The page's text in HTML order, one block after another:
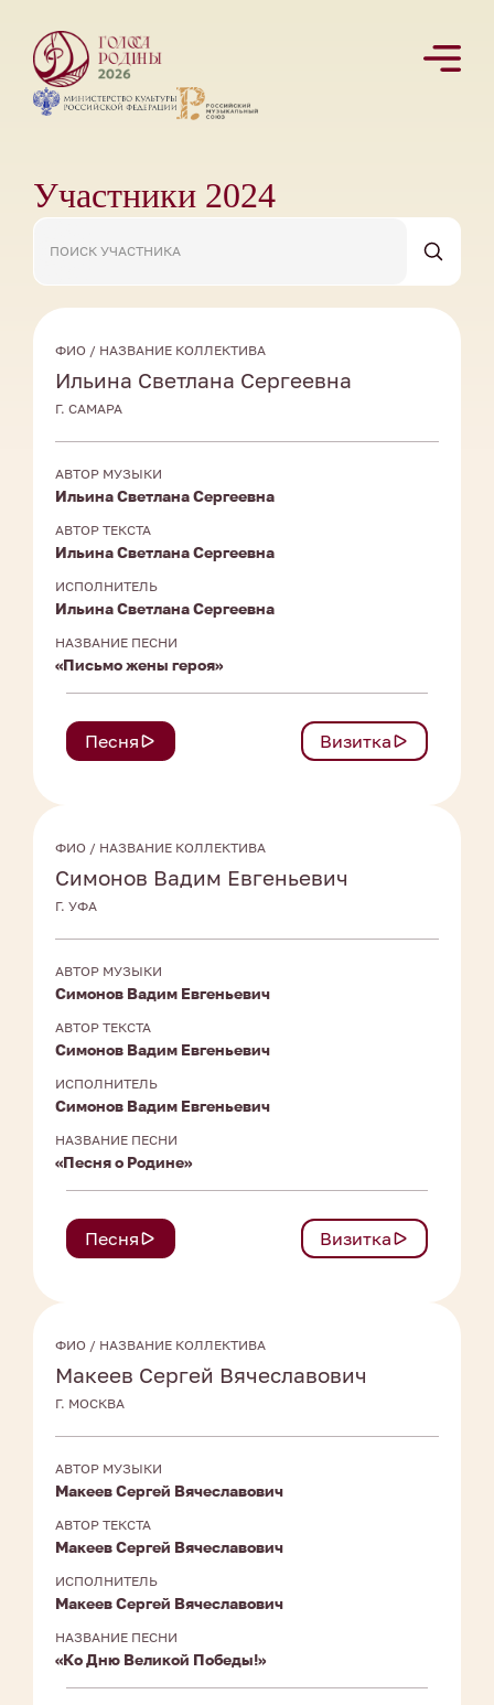
Участники 2024
ФИО / НАЗВАНИЕ КОЛЛЕКТИВА
Ильина Светлана Сергеевна
Г. САМАРА
АВТОР МУЗЫКИ
Ильина Светлана Сергеевна
АВТОР ТЕКСТА
Ильина Светлана Сергеевна
ИСПОЛНИТЕЛЬ
Ильина Светлана Сергеевна
НАЗВАНИЕ ПЕСНИ
«Письмо жены героя»
Песня Визитка
ФИО / НАЗВАНИЕ КОЛЛЕКТИВА
Симонов Вадим Евгеньевич
Г. УФА
АВТОР МУЗЫКИ
Симонов Вадим Евгеньевич
АВТОР ТЕКСТА
Симонов Вадим Евгеньевич
ИСПОЛНИТЕЛЬ
Симонов Вадим Евгеньевич
НАЗВАНИЕ ПЕСНИ
«Песня о Родине»
Песня Визитка
ФИО / НАЗВАНИЕ КОЛЛЕКТИВА
Макеев Сергей Вячеславович
Г. МОСКВА
АВТОР МУЗЫКИ
Макеев Сергей Вячеславович
АВТОР ТЕКСТА
Макеев Сергей Вячеславович
ИСПОЛНИТЕЛЬ
Макеев Сергей Вячеславович
НАЗВАНИЕ ПЕСНИ
«Ко Дню Великой Победы!»